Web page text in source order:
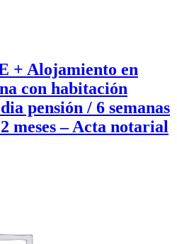
+ Alojamiento en
con habitación
pensión / 6 semanas
meses – Acta notarial